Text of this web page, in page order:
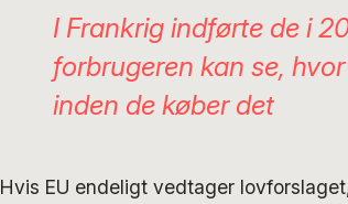
I Frankrig indførte de i
forbrugeren kan se,
inden de køber det
Hvis EU endeligt vedtager